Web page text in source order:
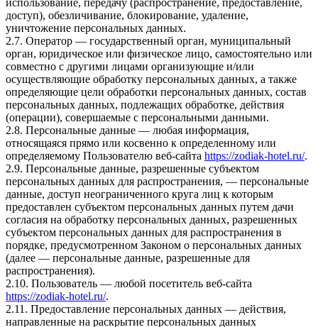
доступ), обезличивание, блокирование, удаление,
уничтожение персональных данных.
2.7. Оператор — государственный орган, муниципальный
орган, юридическое или физическое лицо, самостоятельно или
совместно с другими лицами организующие и/или
осуществляющие обработку персональных данных, а также
определяющие цели обработки персональных данных, состав
персональных данных, подлежащих обработке, действия
(операции), совершаемые с персональными данными.
2.8. Персональные данные — любая информация,
относящаяся прямо или косвенно к определенному или
определяемому Пользователю веб-сайта https://zodiak-hotel.ru/.
2.9. Персональные данные, разрешенные субъектом
персональных данных для распространения, — персональные
данные, доступ неограниченного круга лиц к которым
предоставлен субъектом персональных данных путем дачи
согласия на обработку персональных данных, разрешенных
субъектом персональных данных для распространения в
порядке, предусмотренном Законом о персональных данных
(далее — персональные данные, разрешенные для
распространения).
2.10. Пользователь — любой посетитель веб-сайта
https://zodiak-hotel.ru/.
2.11. Предоставление персональных данных — действия,
направленные на раскрытие персональных данных